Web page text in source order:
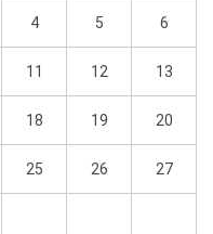
4 5 6
11 12 13
18 19 20
25 26 27